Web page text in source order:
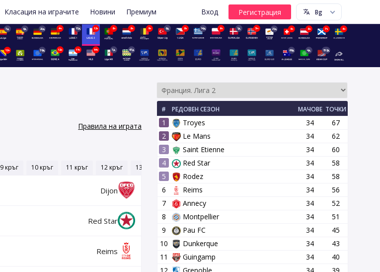
Класация на играчите Новини Премиум Вход
7д 6д 20д 4ч 13д 12ч 8ч 8ч 9ч 6д 8ч 14д 6ч 1д 5ч 21д 9ч 8ч 7ч 6ч
12ч 39д 12ч 11ч 14ч 7д 47д 69д 4д 152д
Правила на играта
9 кръг 10 кръг 11 кръг 12 кръг 13 кръг 14 кръг 15 кръг 18 кръг
Dijon
Red Star
Reims
# РЕДОВЕН СЕЗОН МАЧОВЕ ТОЧКИ
1 Troyes 34
67
2
Le Mans 34
62
3
Saint Etienne 34
60
4
Red Star 34
58
5
Rodez 34
58
6
Reims 34
56
7
Annecy 34
52
8
Montpellier 34
51
9
Pau FC 34
45
10
Dunkerque 34
43
11
Guingamp 34
40